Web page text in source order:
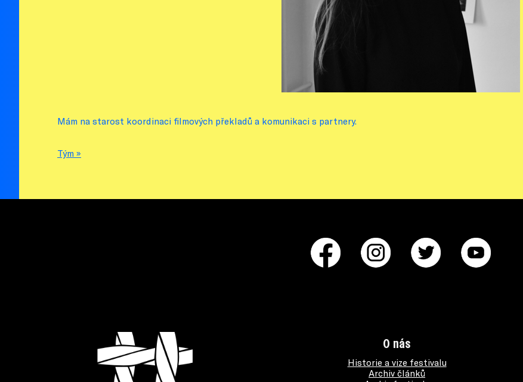
Mám na starost koordinaci filmových překladů a komunikaci s partnery.
Tým »
O nás
Historie a vize festivalu
Archiv článků